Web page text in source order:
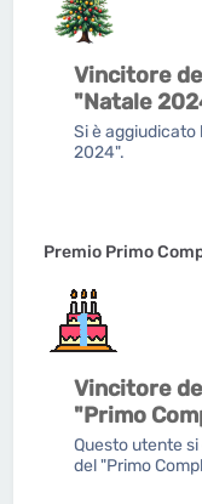
Vincitore
"Natale
Si è aggiudicato
2024".
Premio Primo
Vincitore
"Primo
Questo utente
del "Primo